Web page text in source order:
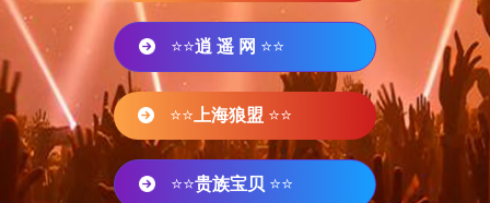
⭐⭐逍 遥 网 ⭐⭐
⭐⭐ 上海狼盟 ⭐⭐
⭐⭐贵族宝贝 ⭐⭐